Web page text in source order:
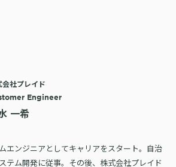
会社プレイド
Engineer
一希
エンジニアとしてキャリアをスタート。自治
テム開発に従事。その後、株式会社プレイド